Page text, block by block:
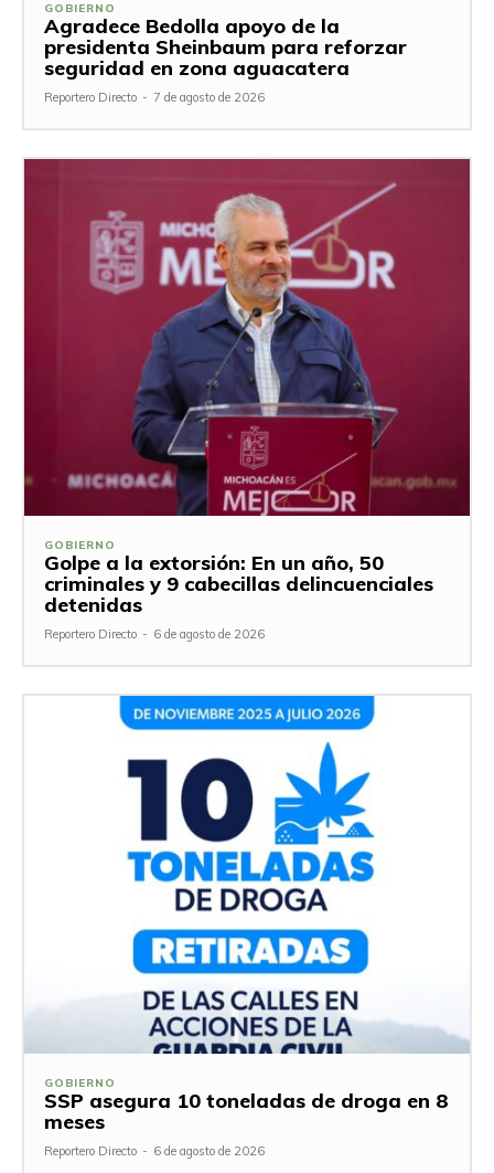
GOBIERNO
Agradece Bedolla apoyo de la
presidenta Sheinbaum para reforzar
seguridad en zona aguacatera
Reportero Directo - 7 de agosto de 2026
GOBIERNO
Golpe a la extorsión: En un año, 50
criminales y 9 cabecillas delincuenciales
detenidas
Reportero Directo - 6 de agosto de 2026
GOBIERNO
SSP asegura 10 toneladas de droga en 8
meses
Reportero Directo - 6 de agosto de 2026